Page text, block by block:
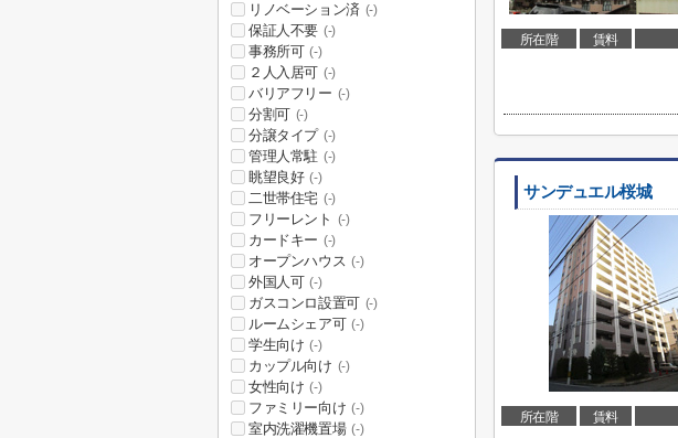
所在階 賃料
サンデュエル桜城
所在階 賃料
リノベーション済 (-)
保証人不要 (-)
事務所可 (-)
２人入居可 (-)
バリアフリー (-)
分割可 (-)
分譲タイプ (-)
管理人常駐 (-)
眺望良好 (-)
二世帯住宅 (-)
フリーレント (-)
カードキー (-)
オープンハウス (-)
外国人可 (-)
ガスコンロ設置可 (-)
ルームシェア可 (-)
学生向け (-)
カップル向け (-)
女性向け (-)
ファミリー向け (-)
室内洗濯機置場 (-)